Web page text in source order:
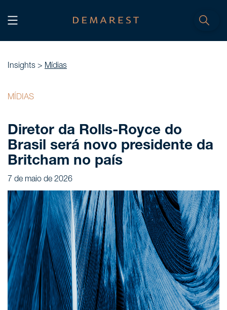
INÍCIO
Home
Sobre nós
Cultura
Profissionais
Carreiras
SERVIÇOS
Áreas de atuação
NOTÍCIAS
Insights
Insights > Mídias
MÍDIAS
Diretor da Rolls-Royce do
Brasil será novo presidente da
Britcham no país
7 de maio de 2026